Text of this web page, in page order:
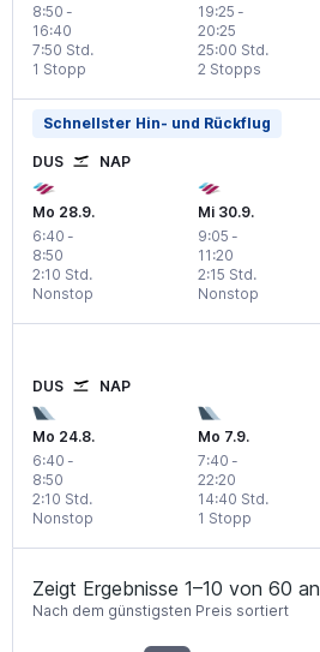
8:50 -
16:40
1 Stopp
7:50 Std.
19:25 -
20:25
2 Stopps
25:00 Std.
Schnellster Hin- und Rückflug
DUS NAP
Mo 28.9.
6:40 -
8:50
Nonstop
2:10 Std.
Mi 30.9.
9:05 -
11:20
Nonstop
2:15 Std.
DUS NAP
Mo 24.8.
6:40 -
8:50
Nonstop
2:10 Std.
Mo 7.9.
7:40 -
22:20
1 Stopp
14:40 Std.
Zeigt Ergebnisse 1–10 von 60 an
Nach dem günstigsten Preis sortiert